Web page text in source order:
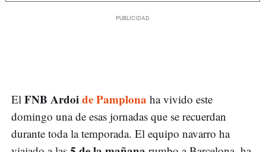
El FNB Ardoide Pamplona ha vivido este
domingo una de esas jornadas que se recuerdan
durante toda la temporada. El equipo navarro ha